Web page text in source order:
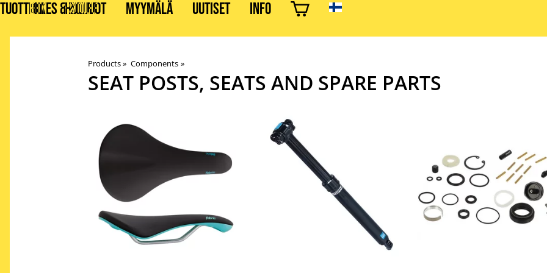
TUOTTEET HUOLLOT MYYMÄLÄ UUTISET INFO
BIKES & STUFF
Products‪» Components ‪»
SEAT POSTS, SEATS AND SPARE PARTS